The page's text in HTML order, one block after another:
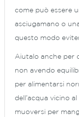
come può essere
asciugamano o
questo modo
Aiutalo anche per
non avendo
per alimentarsi
dell’acqua vicino
muoversi per